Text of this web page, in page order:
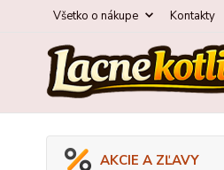
Všetko o nákupe Kontakty
AKCIE A ZĽAVY